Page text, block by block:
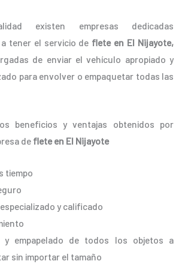
existen empresas dedicadas
tener el servicio de flete en El Nijayote,
de enviar el vehículo apropiado y
para envolver o empaquetar todas las
beneficios y ventajas obtenidos por
de flete en El Nijayote
tiempo
y calificado
y empapelado de todos los objetos a
sin importar el tamaño